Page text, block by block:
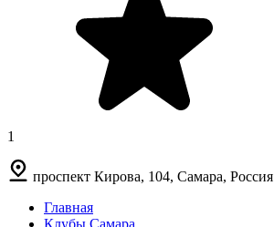
1
проспект Кирова, 104, Самара, Россия
Главная
Клубы Самара